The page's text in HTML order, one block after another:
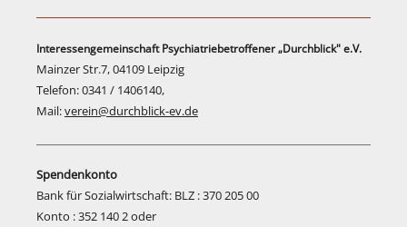
Interessengemeinschaft Psychiatriebetroffener „Durchblick" e.V.
Mainzer Str.7, 04109 Leipzig
Telefon: 0341 / 1406140,
Mail:verein@durchblick-ev.de
Spendenkonto
Bank für Sozialwirtschaft: BLZ : 370 205 00
Konto : 352 140 2 oder